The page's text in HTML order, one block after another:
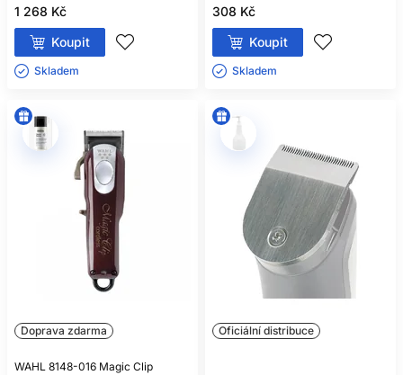
1 268 Kč
Koupit
Skladem ㅤ
308 Kč
Koupit
Skladem ㅤ
Doprava zdarma
WAHL 8148-016 Magic Clip
Oficiální distribuce